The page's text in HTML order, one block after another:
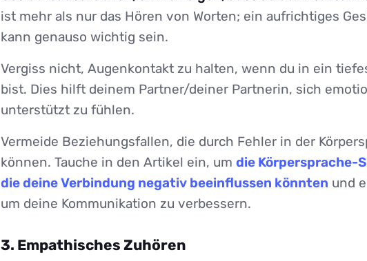
ist mehr als nur das Hören von Worten; ein aufrichtiges
kann genauso wichtig sein.
Vergiss nicht, Augenkontakt zu halten, wenn du in ein
bist. Dies hilft deinem Partner/deiner Partnerin, sich
unterstützt zu fühlen.
Vermeide Beziehungsfallen, die durch Fehler in der
können. Tauche in den Artikel ein, um die Körpersprache-
die deine Verbindung negativ beeinflussen könnten und
um deine Kommunikation zu verbessern.
3. Empathisches Zuhören